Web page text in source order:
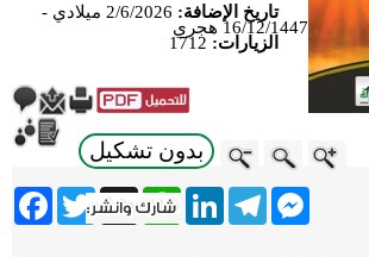
تاريخ الإضافة:
2/6/2026 ميلادي -
16/12/1447 هجري
الزيارات: 1712
بدون تشكيل
Twitter X
WhatsApp
LinkedInTelegram
Messenger